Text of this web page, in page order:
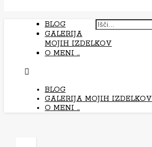
BLOG
GALERIJA
MOJIH IZDELKOV
O MENI …
BLOG
GALERIJA MOJIH IZDELKOV
O MENI …